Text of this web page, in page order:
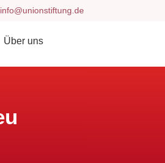
info@unionstiftung.de
Über uns